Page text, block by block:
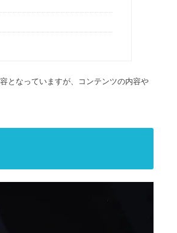
となっていますが、コンテンツの内容や